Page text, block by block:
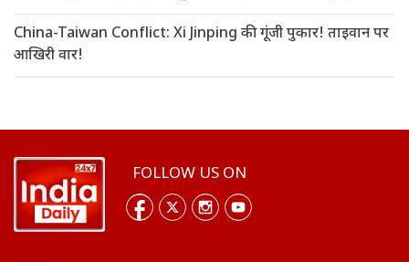
China-Taiwan Conflict: Xi Jinping की गूंजी पुकार! ताइवान पर
आखिरी वार!
FOLLOW US ON